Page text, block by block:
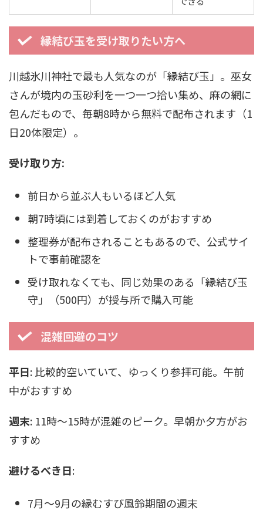
縁結び玉を受け取りたい方へ
川越氷川神社で最も人気なのが「縁結び玉」。巫女
さんが境内の玉砂利を一つ一つ拾い集め、麻の網に
包んだもので、毎朝8時から無料で配布されます（1
日20体限定）。
受け取り方:
前日から並ぶ人もいるほど人気
朝7時頃には到着しておくのがおすすめ
整理券が配布されることもあるので、公式サイ
トで事前確認を
受け取れなくても、同じ効果のある「縁結び玉
守」（500円）が授与所で購入可能
混雑回避のコツ
平日: 比較的空いていて、ゆっくり参拝可能。午前
中がおすすめ
週末: 11時〜15時が混雑のピーク。早朝か夕方がお
すすめ
避けるべき日:
7月〜9月の縁むすび風鈴期間の週末